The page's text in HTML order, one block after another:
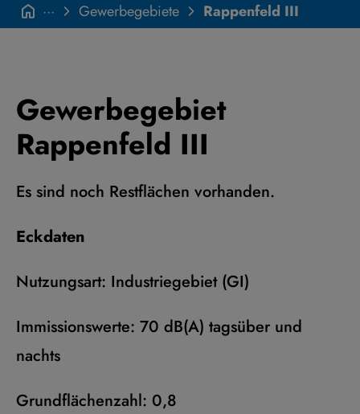
Rappenfeld III
Gewerbegebiete
···
Gewerbegebiet
Rappenfeld III
Es sind noch Restflächen vorhanden.
Eckdaten
Nutzungsart: Industriegebiet (GI)
Immissionswerte: 70 dB(A) tagsüber und
nachts
Grundflächenzahl: 0,8